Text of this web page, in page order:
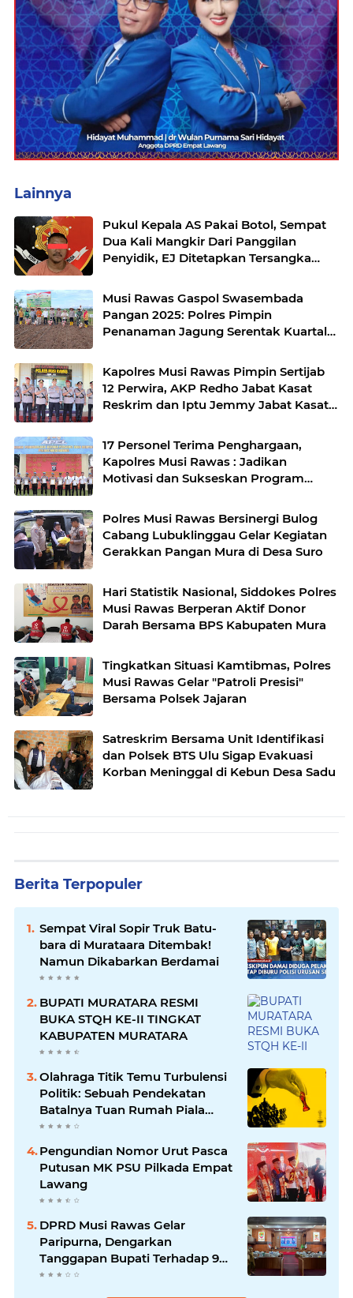
Lainnya
Pukul Kepala AS Pakai Botol, Sempat
Dua Kali Mangkir Dari Panggilan
Penyidik, EJ Ditetapkan Tersangka
Musi Rawas Gaspol Swasembada
Pangan 2025: Polres Pimpin
Penanaman Jagung Serentak Kuartal
Kapolres Musi Rawas Pimpin Sertijab
12 Perwira, AKP Redho Jabat Kasat
Reskrim dan Iptu Jemmy Jabat Kasat
17 Personel Terima Penghargaan,
Kapolres Musi Rawas : Jadikan
Motivasi dan Sukseskan Program
Polres Musi Rawas Bersinergi Bulog
Cabang Lubuklinggau Gelar Kegiatan
Gerakkan Pangan Mura di Desa Suro
Hari Statistik Nasional, Siddokes Polres
Musi Rawas Berperan Aktif Donor
Darah Bersama BPS Kabupaten Mura
Tingkatkan Situasi Kamtibmas, Polres
Musi Rawas Gelar "Patroli Presisi"
Bersama Polsek Jajaran
Satreskrim Bersama Unit Identifikasi
dan Polsek BTS Ulu Sigap Evakuasi
Korban Meninggal di Kebun Desa Sadu
Berita Terpopuler
Sempat Viral Sopir Truk Batu-
bara di Murataara Ditembak!
Namun Dikabarkan Berdamai
BUPATI MURATARA RESMI
BUKA STQH KE-II TINGKAT
KABUPATEN MURATARA
Olahraga Titik Temu Turbulensi
Politik: Sebuah Pendekatan
Batalnya Tuan Rumah Piala
Dunia U-20
Pengundian Nomor Urut Pasca
Putusan MK PSU Pilkada Empat
Lawang
DPRD Musi Rawas Gelar
Paripurna, Dengarkan
Tanggapan Bupati Terhadap 9
Raperda Inisiatif